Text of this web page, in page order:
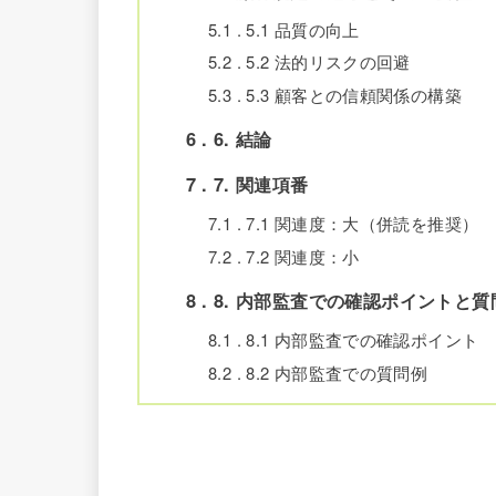
5.1
5.1 品質の向上
5.2
5.2 法的リスクの回避
5.3
5.3 顧客との信頼関係の構築
6
6. 結論
7
7. 関連項番
7.1
7.1 関連度：大（併読を推奨）
7.2
7.2 関連度：小
8 8. 内部監査での確認ポイントと質
8.1
8.1 内部監査での確認ポイント
8.2
8.2 内部監査での質問例